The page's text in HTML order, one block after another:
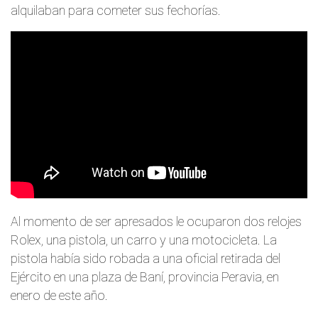
alquilaban para cometer sus fechorías.
Al momento de ser apresados le ocuparon dos relojes
Rolex, una pistola, un carro y una motocicleta. La
pistola había sido robada a una oficial retirada del
Ejército en una plaza de Baní, provincia Peravia, en
enero de este año.